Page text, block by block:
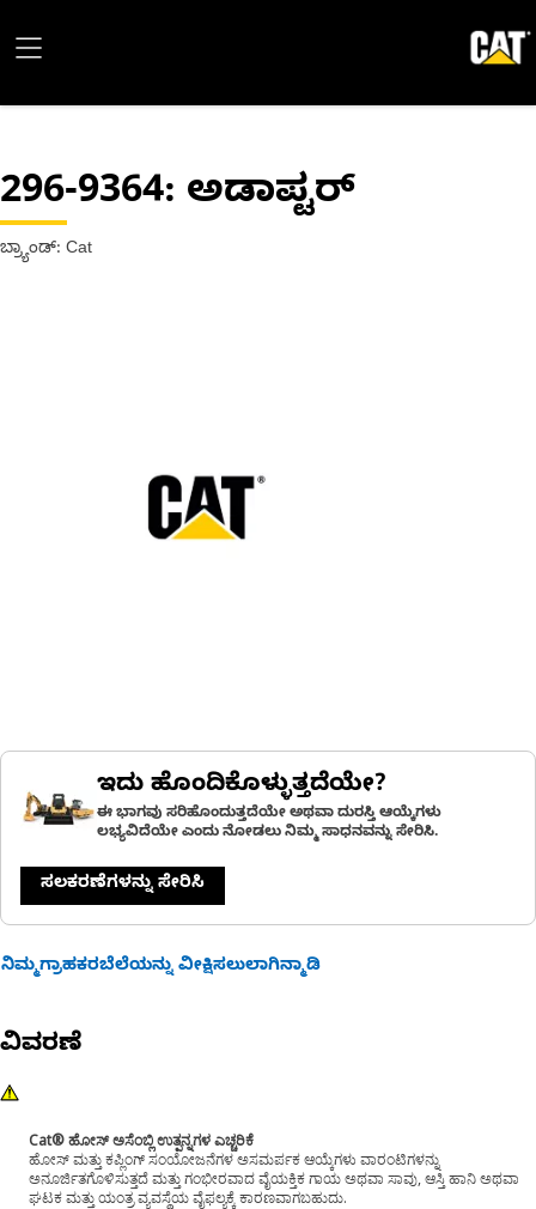
296-9364: ಅಡಾಪ್ಟರ್
ಬ್ರ್ಯಾಂಡ್: Cat
ಇದು ಹೊಂದಿಕೊಳ್ಳುತ್ತದೆಯೇ?
ಈ ಭಾಗವು ಸರಿಹೊಂದುತ್ತದೆಯೇ ಅಥವಾ ದುರಸ್ತಿ ಆಯ್ಕೆಗಳು
ಲಭ್ಯವಿದೆಯೇ ಎಂದು ನೋಡಲು ನಿಮ್ಮ ಸಾಧನವನ್ನು ಸೇರಿಸಿ.
ಸಲಕರಣೆಗಳನ್ನು ಸೇರಿಸಿ
ನಿಮ್ಮಗ್ರಾಹಕರಬೆಲೆಯನ್ನು ವೀಕ್ಷಿಸಲುಲಾಗಿನ್ಮಾಡಿ
ವಿವರಣೆ
Cat® ಹೋಸ್ ಅಸೆಂಬ್ಲಿ ಉತ್ಪನ್ನಗಳ ಎಚ್ಚರಿಕೆ
ಹೋಸ್ ಮತ್ತು ಕಪ್ಲಿಂಗ್ ಸಂಯೋಜನೆಗಳ ಅಸಮರ್ಪಕ ಆಯ್ಕೆಗಳು ವಾರಂಟಿಗಳನ್ನು
ಅನೂರ್ಜಿತಗೊಳಿಸುತ್ತದೆ ಮತ್ತು ಗಂಭೀರವಾದ ವೈಯಕ್ತಿಕ ಗಾಯ ಅಥವಾ ಸಾವು, ಆಸ್ತಿ ಹಾನಿ ಅಥವಾ
ಘಟಕ ಮತ್ತು ಯಂತ್ರ ವ್ಯವಸ್ಥೆಯ ವೈಫಲ್ಯಕ್ಕೆ ಕಾರಣವಾಗಬಹುದು.